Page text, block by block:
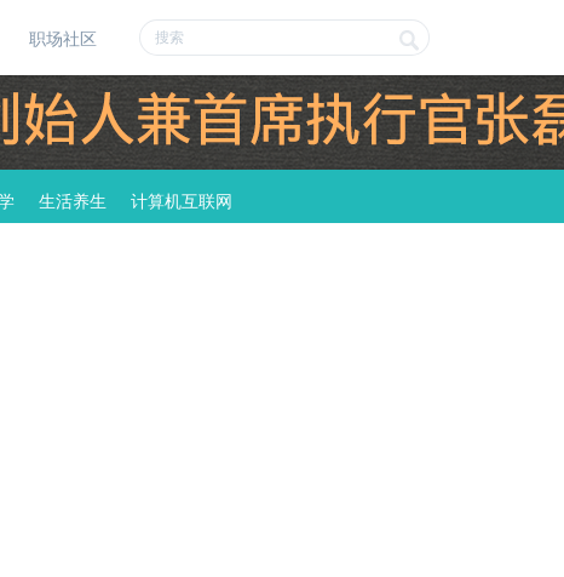
职场社区
生活养生 计算机互联网